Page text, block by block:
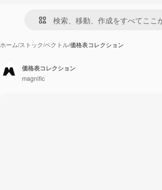
ホーム/ストック/ベクトル/価格表コレクション
価格表コレクション
magnific